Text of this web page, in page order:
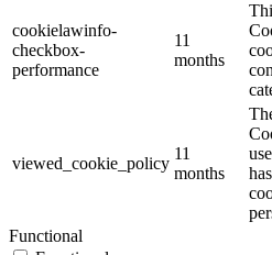
cookielawinfo-
checkbox-
performance
11
months
viewed_cookie_policy
11
months
Functional